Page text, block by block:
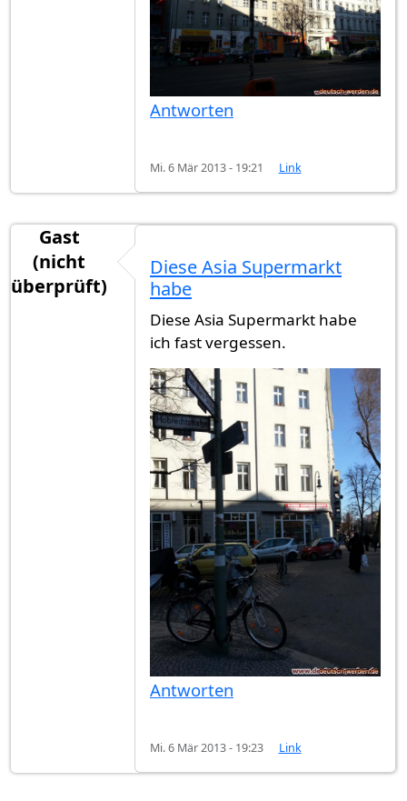
Antworten
Mi. 6 Mär 2013 - 19:21 Link
Gast
(nicht
überprüft)
Diese Asia Supermarkt
habe
Diese Asia Supermarkt habe
ich fast vergessen.
Antworten
Mi. 6 Mär 2013 - 19:23 Link